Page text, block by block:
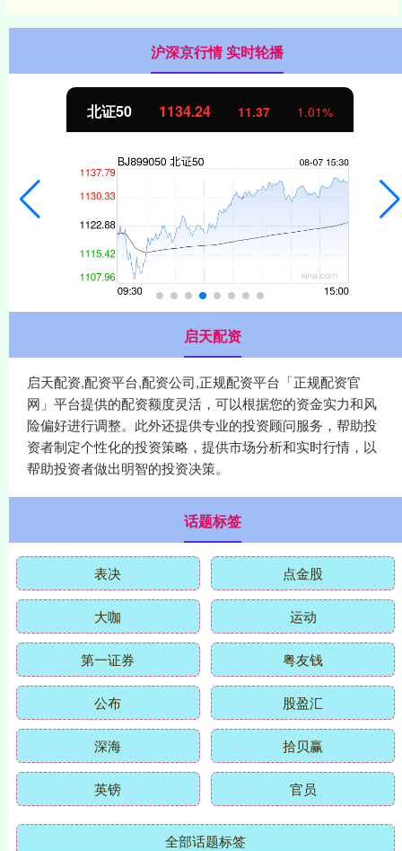
沪深京行情 实时轮播
北证50 1134.24 11.37 1.01%
启天配资
启天配资,配资平台,配资公司,正规配资平台「正规配资官
网」平台提供的配资额度灵活，可以根据您的资金实力和风
险偏好进行调整。此外还提供专业的投资顾问服务，帮助投
资者制定个性化的投资策略，提供市场分析和实时行情，以
帮助投资者做出明智的投资决策。
话题标签
表决 点金股
大咖 运动
第一证券 粤友钱
公布 股盈汇
深海 拾贝赢
英镑 官员
全部话题标签